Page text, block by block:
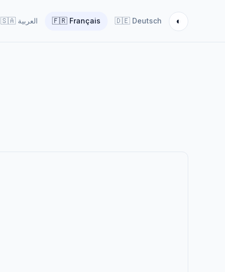
🇸🇦 العربية 🇫🇷 Français 🇩🇪 Deutsch ◐